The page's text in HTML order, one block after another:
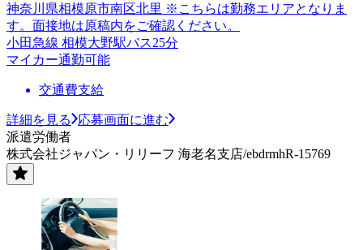
神奈川県相模原市南区北里 ※こちらは勤務エリアとなりま
す。面接地は原稿内をご確認ください。
小田急線 相模大野駅バス25分
マイカー通勤可能
交通費支給
詳細を見る
応募画面に進む
派遣労働者
株式会社ジャパン・リリーフ 海老名支店/ebdrmhR-15769